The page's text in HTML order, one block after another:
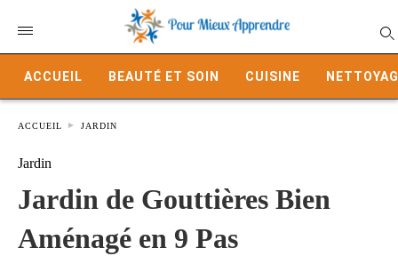
ACCUEIL BEAUTÉ ET SOIN CUISINE
ACCUEIL JARDIN
Jardin
Jardin de Gouttières Bien
Aménagé en 9 Pas